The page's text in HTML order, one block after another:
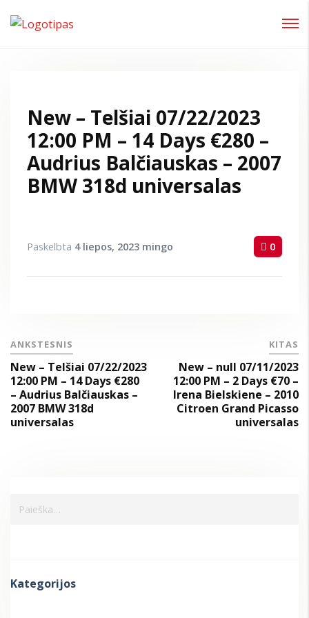
New – Telšiai 07/22/2023
12:00 PM – 14 Days €280 –
Audrius Balčiauskas – 2007
BMW 318d universalas
Paskelbta 4 liepos, 2023 mingo 0
ANKSTESNIS
New – Telšiai 07/22/2023
12:00 PM – 14 Days €280
– Audrius Balčiauskas –
2007 BMW 318d
universalas
KITAS
New – null 07/11/2023
12:00 PM – 2 Days €70 –
Irena Bielskiene – 2010
Citroen Grand Picasso
universalas
Kategorijos